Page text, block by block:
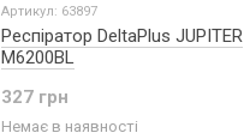
Артикул: 63897
Респіратор DeltaPlus JUPITER
M6200BL
327 грн
Немає в наявності